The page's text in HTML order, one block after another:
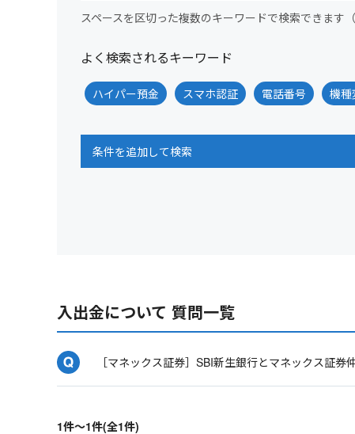
スペースを区切った複数のキーワードで検索できます
よく検索されるキーワード
ハイパー預金 スマホ認証 電話番号 機種
条件を追加して検索
入出金について 質問一覧
［マネックス証券］SBI新生銀行とマネックス証券
1件～1件(全1件)